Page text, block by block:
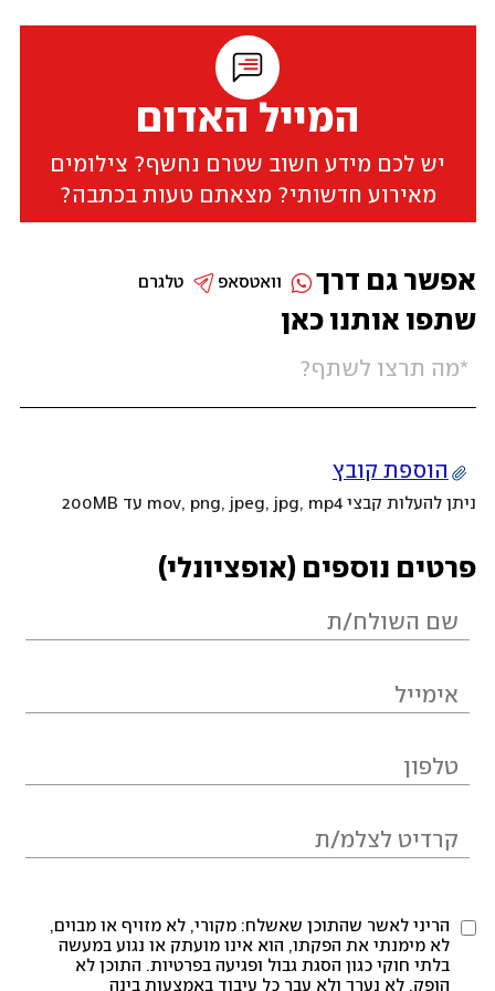
המייל האדום
יש לכם מידע חשוב שטרם נחשף? צילומים
מאירוע חדשותי? מצאתם טעות בכתבה?
שתפו אותנו כאן
הוספת קובץ
ניתן להעלות קבצי mov, png, jpeg, jpg, mp4 עד 200MB
פרטים נוספים (אופציונלי)
הריני לאשר שהתוכן שאשלח: מקורי, לא מזויף או מבוים,
לא מימנתי את הפקתו, הוא אינו מועתק או נגוע במעשה
בלתי חוקי כגון הסגת גבול ופגיעה בפרטיות. התוכן לא
הופק, לא נערך ולא עבר כל עיבוד באמצעות בינה
אפשר גם דרך טלגרם וואטסאפ